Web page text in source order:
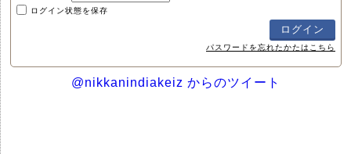
ログイン状態を保存
パスワードを忘れたかたはこちら
@nikkanindiakeiz からのツイート